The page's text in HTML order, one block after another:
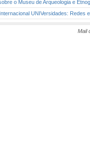
o Museu de Arqueologia e
UNIVersidades: Redes
Mail